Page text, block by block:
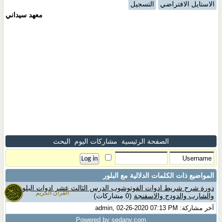
القران الكريم
الاستايل الافتراضي
التسجيل
معهد سيداني
الصفحة الرئيسية مشاركات اليوم البحث
المواضيع ذات الكلمات الدلالية مع البلور
دورة شرح شريط ادوات الفوتوشوب الدرس الثالث عشر ادوات البلور
والشارب والدودج والاسفنجة (0 مشاركات)
آخر مشاركة: admin, 02-26-2020 07:13 PM
Powered by sedany.com